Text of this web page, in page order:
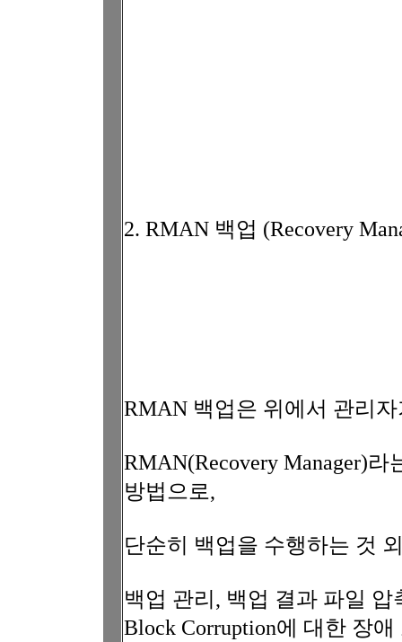
2. RMAN 백업 (Recovery
RMAN 백업은 위에서 관리
RMAN(Recovery Manager)
방법으로,
단순히 백업을 수행하는 것
백업 관리, 백업 결과 파일
Block Corruption에 대한 장애